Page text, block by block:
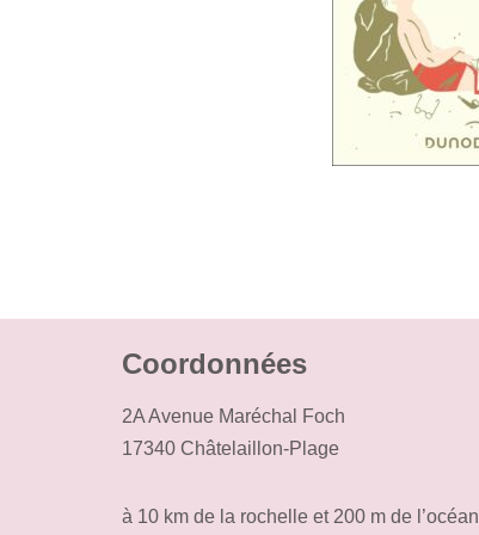
Coordonnées
2A Avenue Maréchal Foch
17340 Châtelaillon-Plage
à 10 km de la rochelle et 200 m de l’océan